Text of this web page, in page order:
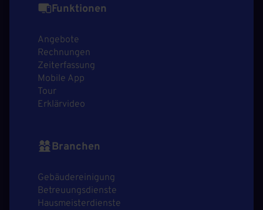
Funktionen
Angebote
Rechnungen
Zeiterfassung
Mobile App
Tour
Erklärvideo
Branchen
Gebäudereinigung
Betreuungsdienste
Hausmeisterdienste